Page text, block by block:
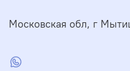
Московская обл, г